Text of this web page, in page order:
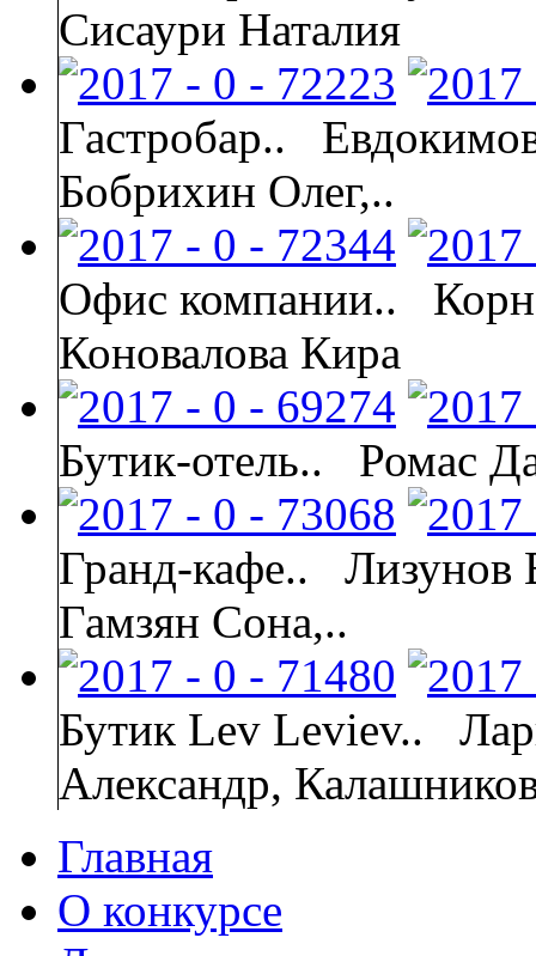
Сисаури Наталия
Гастробар..
Бобрихин Олег,..
Офис компании..
Коновалова Кира
Бутик-отель.. Ромас
Гранд-кафе..
Лизунов
Гамзян Сона,..
Бутик Lev Leviev..
Александр,
Главная
О конкурсе